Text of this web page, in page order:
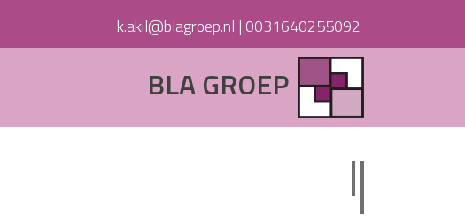
0031640255092
|
k.akil@blagroep.nl
BLA GROEP